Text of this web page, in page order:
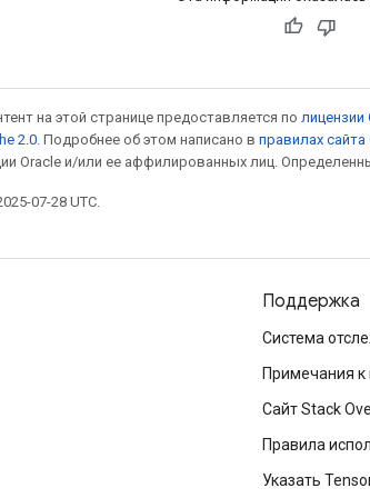
на этой странице предоставляется по лицензии
2.0 . Подробнее об этом написано в правилах
Oracle и/или ее аффилированных лиц.
07-28 UTC.
Поддержка
Система
Примечания к
Сайт Stack
Правила
Указать